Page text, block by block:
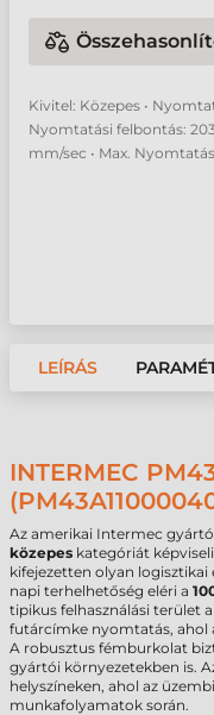
Kivitel: Közepes •
Nyomtatási felbontás:
mm/sec • Max.
LEÍRÁS
INTERMEC
Az amerikai Intermec
közepes kategóriát
kifejezetten olyan logisztikai
napi terhelhetőség eléri a
tipikus felhasználási terület
futárcímke nyomtatás, ahol
A robusztus fémburkolat
gyártói környezetekben is.
helyszíneken, ahol az
munkafolyamatok során.